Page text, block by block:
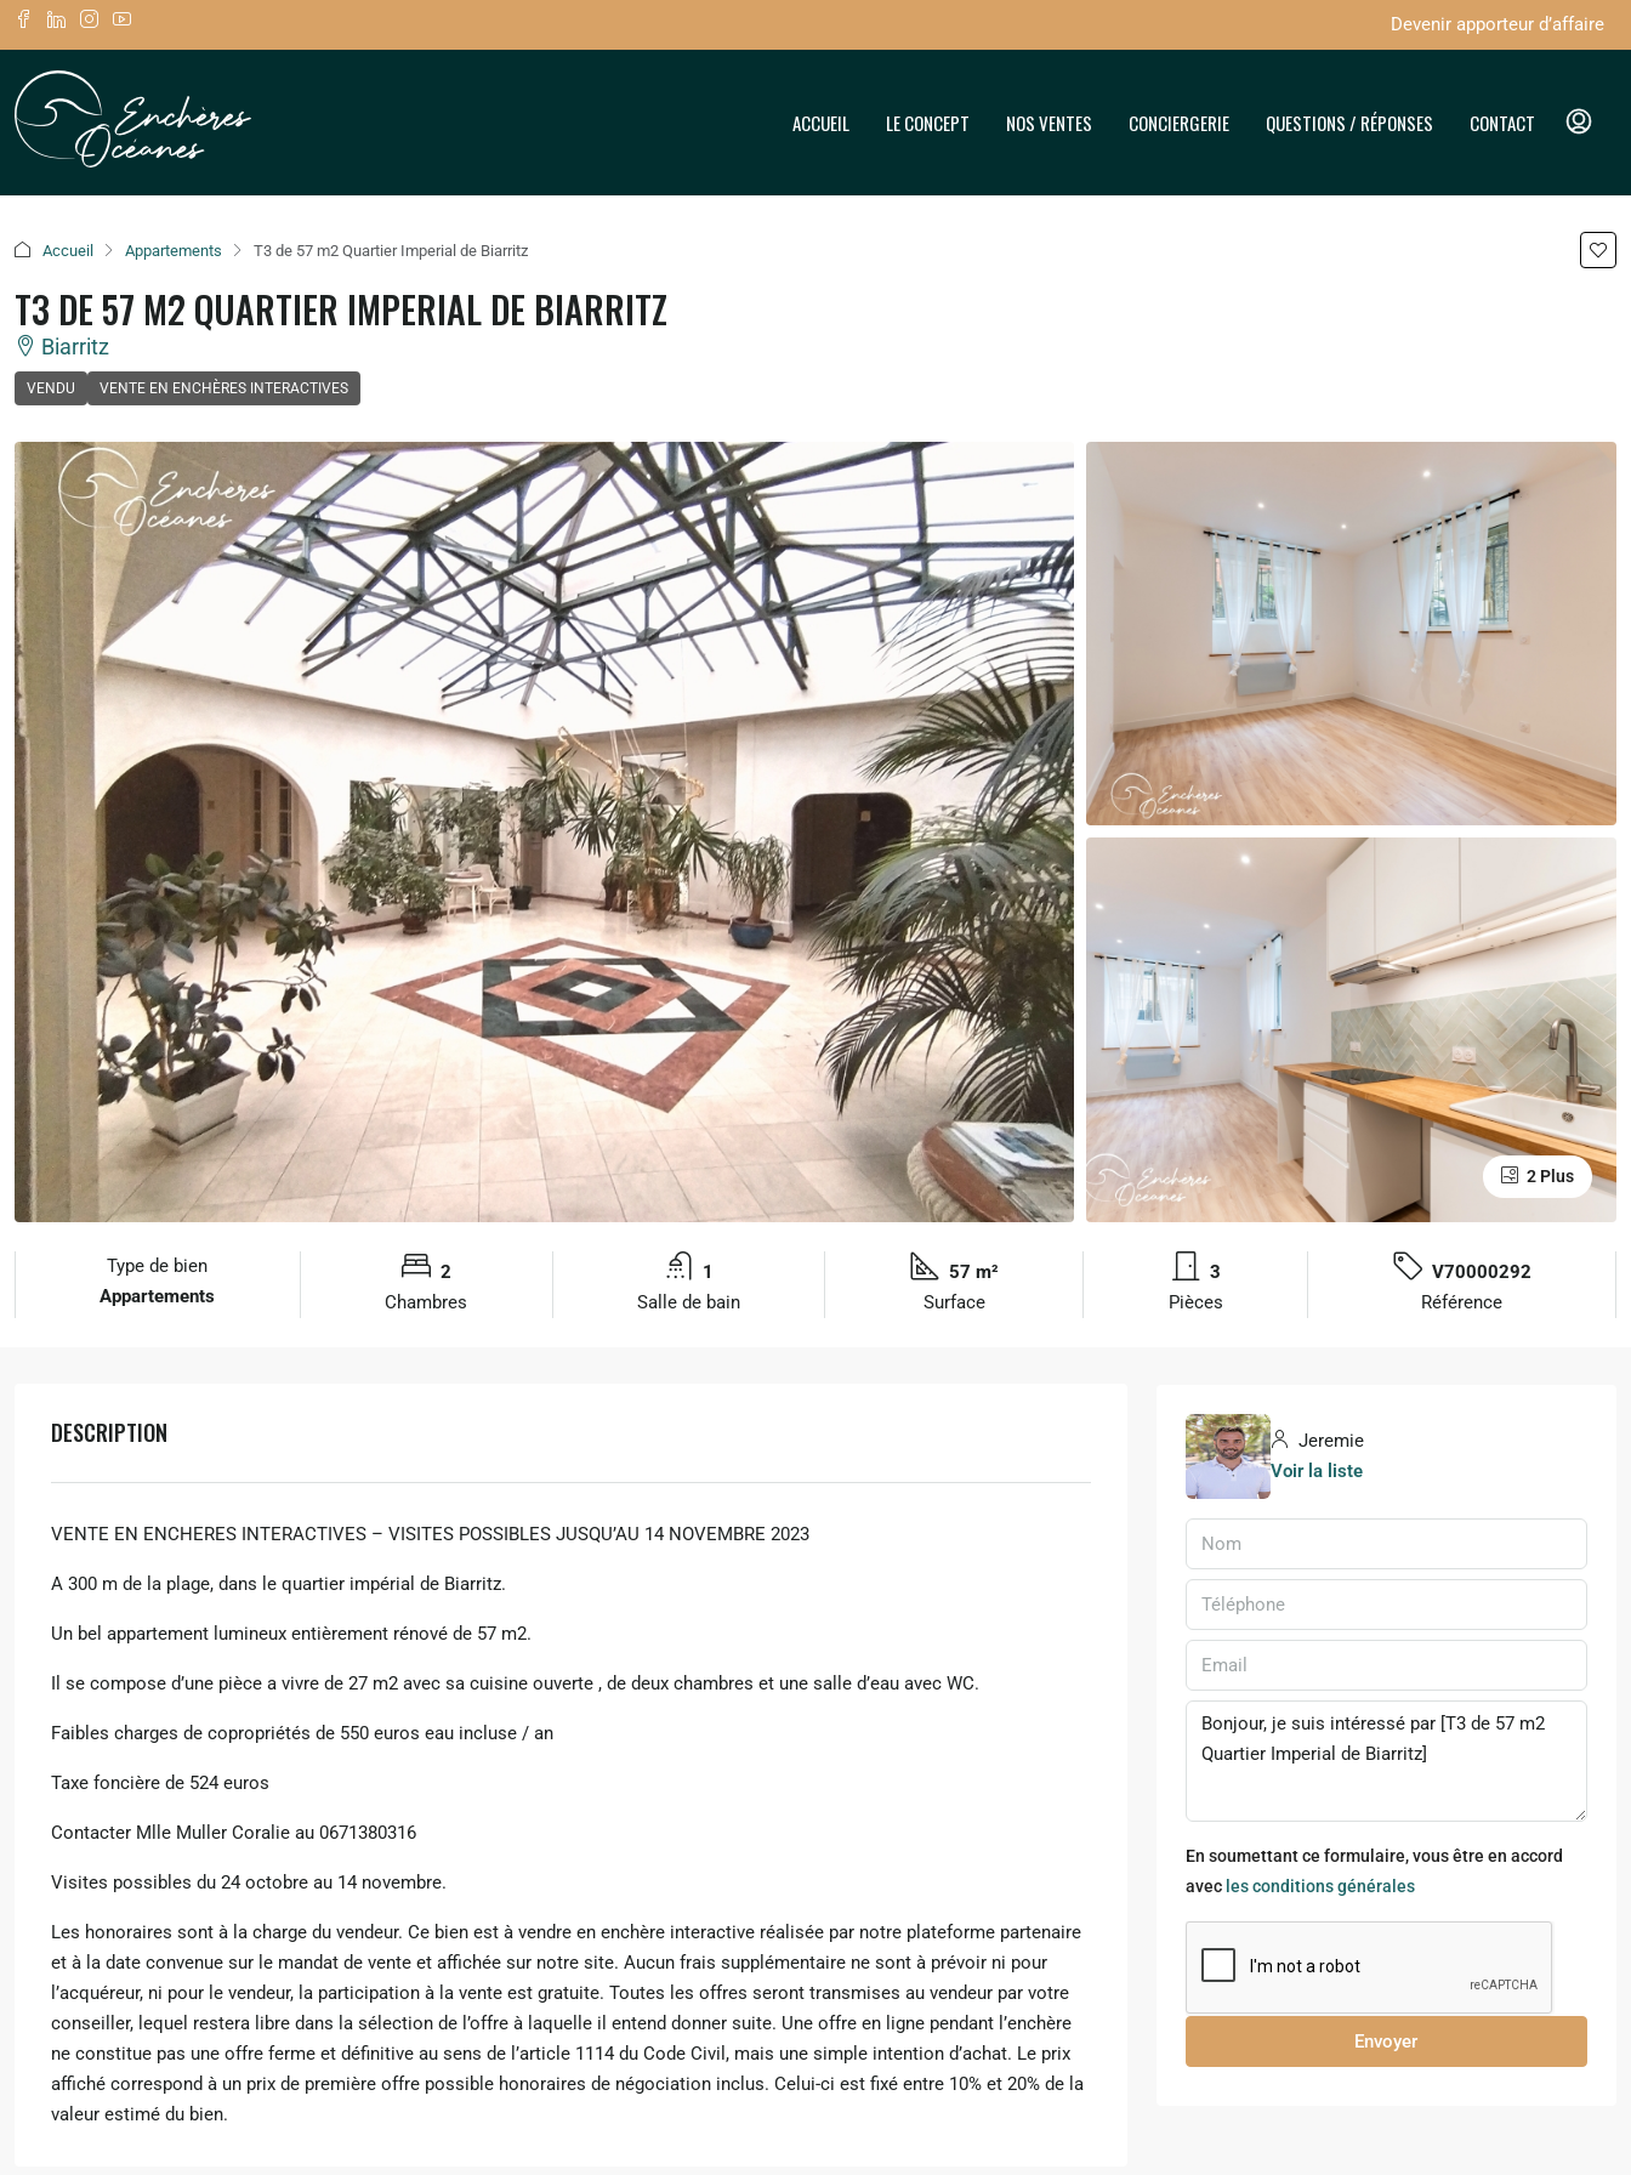
Devenir apporteur d’affaire
ACCUEIL LE CONCEPT NOS VENTES CONCIERGERIE QUESTIONS / RÉPONSES CONTACT
Accueil Appartements T3 de 57 m2 Quartier Imperial de Biarritz
T3 DE 57 M2 QUARTIER IMPERIAL DE BIARRITZ
Biarritz
VENDU VENTE EN ENCHÈRES INTERACTIVES
2 Plus
Type de bien
Appartements
2
Chambres
1
Salle de bain
57 m²
Surface
3
Pièces
V70000292
Référence
DESCRIPTION
VENTE EN ENCHERES INTERACTIVES – VISITES POSSIBLES JUSQU’AU 14 NOVEMBRE 2023
A 300 m de la plage, dans le quartier impérial de Biarritz.
Un bel appartement lumineux entièrement rénové de 57 m2.
Il se compose d’une pièce a vivre de 27 m2 avec sa cuisine ouverte , de deux chambres et une salle d’eau avec WC.
Faibles charges de copropriétés de 550 euros eau incluse / an
Taxe foncière de 524 euros
Contacter Mlle Muller Coralie au 0671380316
Visites possibles du 24 octobre au 14 novembre.
Les honoraires sont à la charge du vendeur. Ce bien est à vendre en enchère interactive réalisée par notre plateforme partenaire
et à la date convenue sur le mandat de vente et affichée sur notre site. Aucun frais supplémentaire ne sont à prévoir ni pour
l’acquéreur, ni pour le vendeur, la participation à la vente est gratuite. Toutes les offres seront transmises au vendeur par votre
conseiller, lequel restera libre dans la sélection de l’offre à laquelle il entend donner suite. Une offre en ligne pendant l’enchère
ne constitue pas une offre ferme et définitive au sens de l’article 1114 du Code Civil, mais une simple intention d’achat. Le prix
affiché correspond à un prix de première offre possible honoraires de négociation inclus. Celui-ci est fixé entre 10% et 20% de la
valeur estimé du bien.
Jeremie
Voir la liste
En soumettant ce formulaire, vous être en accord
avec les conditions générales
Envoyer